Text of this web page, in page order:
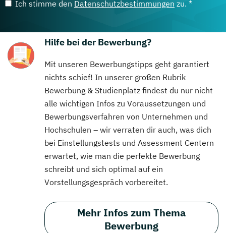
Ich stimme den Datenschutzbestimmungen zu. *
Hilfe bei der Bewerbung?
Mit unseren Bewerbungstipps geht garantiert
nichts schief! In unserer großen Rubrik
Bewerbung & Studienplatz findest du nur nicht
alle wichtigen Infos zu Voraussetzungen und
Bewerbungsverfahren von Unternehmen und
Hochschulen – wir verraten dir auch, was dich
bei Einstellungstests und Assessment Centern
erwartet, wie man die perfekte Bewerbung
schreibt und sich optimal auf ein
Vorstellungsgespräch vorbereitet.
Mehr Infos zum Thema
Bewerbung